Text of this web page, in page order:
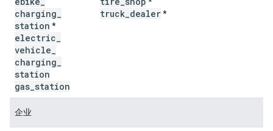
charging
station *
electric
vehicle
charging
station
gas station
truck dealer*
企业